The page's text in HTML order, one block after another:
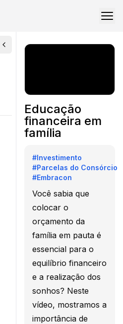
Educação
financeira em
família
#Investimento
#Parcelas do Consórcio
#Embracon
Você sabia que
colocar o
orçamento da
família em pauta é
essencial para o
equilíbrio financeiro
e a realização dos
sonhos? Neste
vídeo, mostramos a
importância de